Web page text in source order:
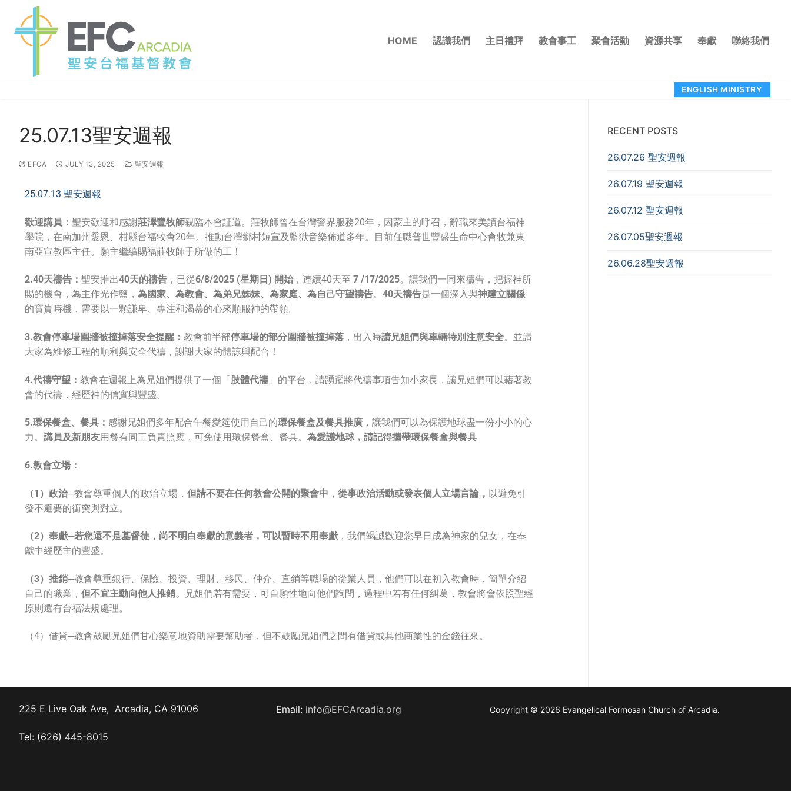
HOME 認識我們 主日禮拜 教會事工 聚會活動 資源共享 奉獻 聯絡我們
ENGLISH MINISTRY
25.07.13聖安週報
EFCA JULY 13, 2025 聖安週報
25.07.13 聖安週報
歡迎講員： 聖安歡迎和感謝莊澤豐牧師親臨本會証道。莊牧師曾在台灣警界服務20年，因蒙主的呼召，辭職來美讀台福神
學院，在南加州愛恩、柑縣台福牧會20年。推動台灣鄉村短宣及監獄音樂佈道多年。目前任職普世豐盛生命中心會牧兼東
南亞宣教區主任。願主繼續賜福莊牧師手所做的工！
2.40天禱告： 聖安推出40天的禱告 ，已從6/8/2025 (星期日) 開始 ，連續40天至 7 /17/2025。讓我們一同來禱告，把握神所
賜的機會，為主作光作鹽， 為國家、為教會、為弟兄姊妹、為家庭、為自己守望禱告。 40天禱告是一個深入與神建立關係
的寶貴時機，需要以一顆謙卑、專注和渴慕的心來順服神的帶領。
3.教會停車場圍牆被撞掉落安全提醒： 教會前半部停車場的部分圍牆被撞掉落 ，出入時請兄姐們與車輛特別注意安全。並請
大家為維修工程的順利與安全代禱，謝謝大家的體諒與配合！
4.代禱守望： 教會在週報上為兄姐們提供了一個「肢體代禱 」的平台，請踴躍將代禱事項告知小家長，讓兄姐們可以藉著教
會的代禱，經歷神的信實與豐盛。
5.環保餐盒、餐具： 感謝兄姐們多年配合午餐愛筵使用自己的環保餐盒及餐具推廣 ，讓我們可以為保護地球盡一份小小的心
力。 講員及新朋友用餐有同工負責照應，可免使用環保餐盒、餐具。 為愛護地球，請記得攜帶環保餐盒與餐具
6.教會立場：
（1）政治─教會尊重個人的政治立場， 但請不要在任何教會公開的聚會中，從事政治活動或發表個人立場言論， 以避免引
發不避要的衝突與對立。
（2）奉獻─若您還不是基督徒，尚不明白奉獻的意義者，可以暫時不用奉獻 ，我們竭誠歡迎您早日成為神家的兒女，在奉
獻中經歷主的豐盛。
（3）推銷─教會尊重銀行、保險、投資、理財、移民、仲介、直銷等職場的從業人員，他們可以在初入教會時，簡單介紹
自己的職業， 但不宜主動向他人推銷。
兄姐們若有需要，可自願性地向他們詢問，過程中若有任何糾葛，教會將會依照聖經
原則還有台福法規處理。
（4）借貸─教會鼓勵兄姐們甘心樂意地資助需要幫助者，但不鼓勵兄姐們之間有借貸或其他商業性的金錢往來。
RECENT POSTS
26.07.26 聖安週報
26.07.19 聖安週報
26.07.12 聖安週報
26.07.05聖安週報
26.06.28聖安週報
225 E Live Oak Ave, Arcadia, CA 91006
Tel: (626) 445-8015
Email: info@EFCArcadia.org Copyright © 2026 Evangelical Formosan Church of Arcadia.